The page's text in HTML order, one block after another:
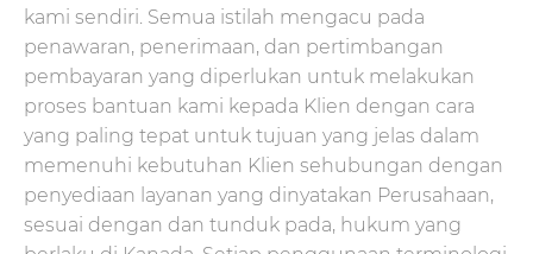
kami sendiri. Semua istilah mengacu pada
penawaran, penerimaan, dan pertimbangan
pembayaran yang diperlukan untuk melakukan
proses bantuan kami kepada Klien dengan cara
yang paling tepat untuk tujuan yang jelas dalam
memenuhi kebutuhan Klien sehubungan dengan
penyediaan layanan yang dinyatakan Perusahaan,
sesuai dengan dan tunduk pada, hukum yang